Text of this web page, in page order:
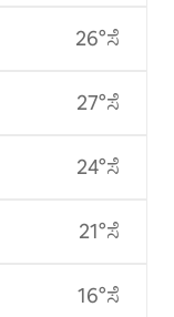
26°ಸೆ
27°ಸೆ
24°ಸೆ
21°ಸೆ
16°ಸೆ